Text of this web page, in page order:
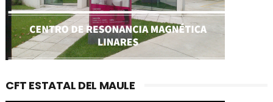
CFT ESTATAL DEL MAULE